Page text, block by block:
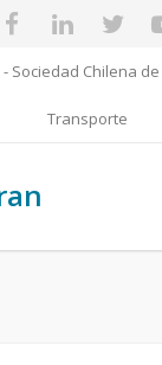
- Sociedad Chilena
Transporte